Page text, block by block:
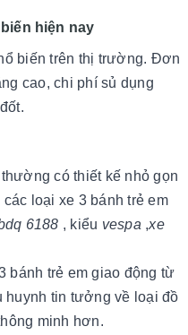
hiện nay
biến trên thị trường. Đơn
cao, chi phí sủ dụng
có thiết kế nhỏ gọn
loại xe 3 bánh trẻ em
6188 , kiểu vespa ,xe
bánh trẻ em giao động từ
huynh tin tưởng về loại đồ
minh hơn.